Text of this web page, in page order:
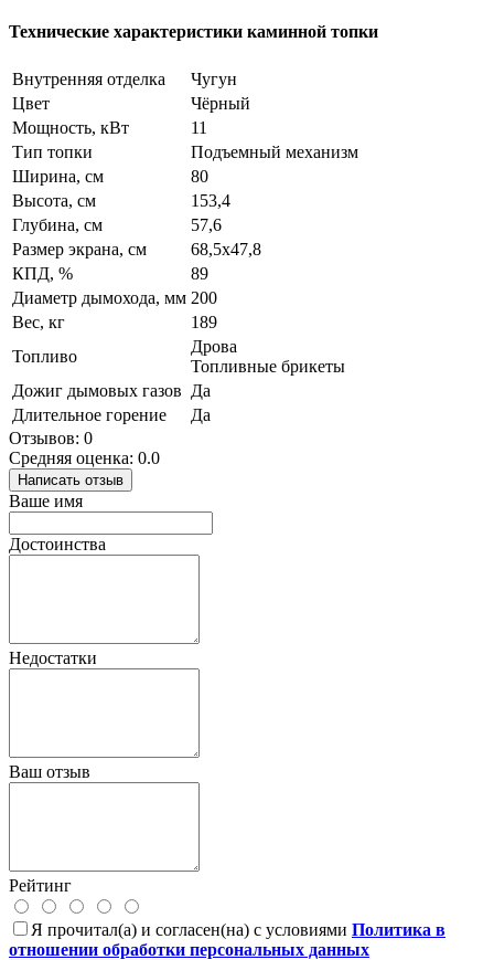
Технические характеристики каминной топки
Внутренняя отделка
Чугун
Цвет
Чёрный
Мощность, кВт
11
Тип топки
Подъемный механизм
Ширина, см
80
Высота, см
153,4
Глубина, см
57,6
Размер экрана, см
68,5x47,8
КПД, %
89
Диаметр дымохода, мм 200
Вес, кг
189
Топливо
Дрова
Топливные брикеты
Дожиг дымовых газов Да
Длительное горение
Да
Отзывов: 0
Средняя оценка: 0.0
Написать отзыв
Ваше имя
Достоинства
Недостатки
Ваш отзыв
Рейтинг
Я прочитал(а) и согласен(на) с условиями Политика в
отношении обработки персональных данных